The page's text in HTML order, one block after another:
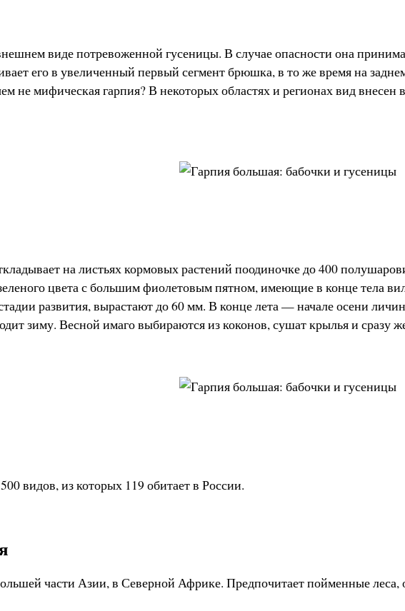
виде потревоженной гусеницы. В случае опасности она
его в увеличенный первый сегмент брюшка, в то же время на
не мифическая гарпия? В некоторых областях и регионах вид внесен
на листьях кормовых растений поодиночке до 400
цвета с большим фиолетовым пятном, имеющие в конце тела
развития, вырастают до 60 мм. В конце лета — начале осени
зиму. Весной имаго выбираются из коконов, сушат крылья и сразу
видов, из которых 119 обитает в России.
части Азии, в Северной Африке. Предпочитает пойменные леса,